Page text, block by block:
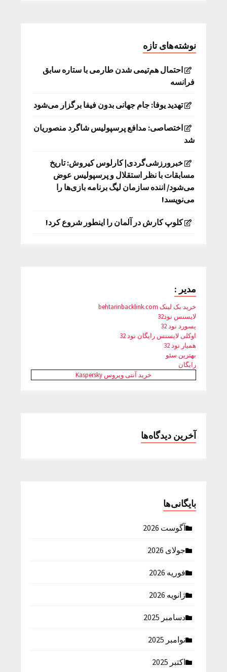
نوشته‌های تازه
احتمال هم‌تیمی شدن طارمی با ستاره سابق
فرانسه
تهدید یوفا: جام جهانی بدون فیفا برگزار می‌شود
اختصاصی: مدافع پرسپولیس شاگرد منصوریان
شد
خبرورزشی‌گردی| کارلوس کیروش: تاریخ
مسابقات با نظر استقلال و پرسپولیس عوض
می‌شود/ اننده سازمان لیگ برنامه بازی‌ها را
می‌نویسد!
کلوپ کارش در آلمان را اینطور شروع کرد!
مدیر :
خرید بک لینک behtarinbacklink.com
لایسنس نود32
پسورد نود 32
اوکلی لایسنس رایگان نود 32
همیار نود 32
بهترین سئو
رایگان
خرید آنتی ویروس Kaspersky
آخرین دیدگاه‌ها
بایگانی‌ها
آگوست 2026
جولای 2026
فوریه 2026
ژانویه 2026
دسامبر 2025
نوامبر 2025
اکتبر 2025